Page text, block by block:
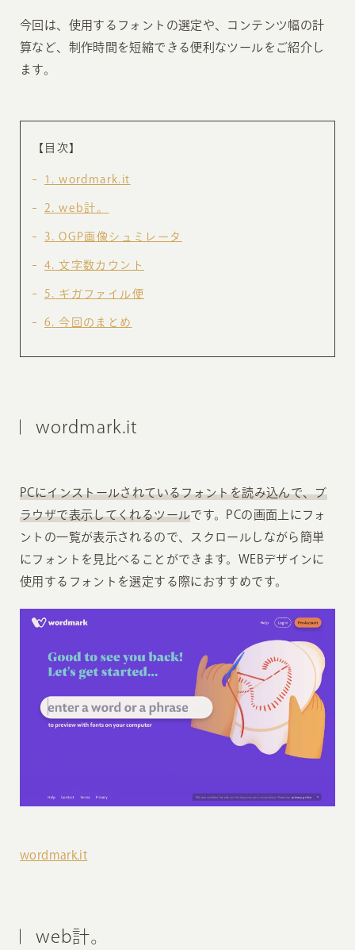
今回は、使用するフォントの選定や、コンテンツ幅の計
算など、制作時間を短縮できる便利なツールをご紹介し
ます。
【目次】
1 wordmark.it
2 web計。
3 OGP画像シュミレータ
4 文字数カウント
5 ギガファイル便
6 今回のまとめ
wordmark.it
PCにインストールされているフォントを読み込んで、ブ
ラウザで表示してくれるツールです。PCの画面上にフォ
ントの一覧が表示されるので、スクロールしながら簡単
にフォントを見比べることができます。WEBデザインに
使用するフォントを選定する際におすすめです。
wordmark.it
web計。